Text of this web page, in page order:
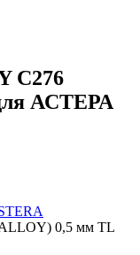
C276
АСТЕРА
0,5 мм TL